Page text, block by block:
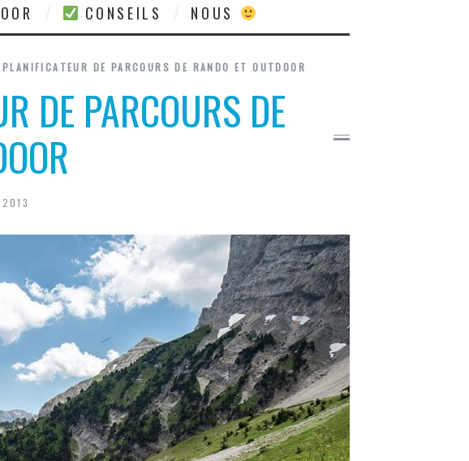
CONSEILS NOUS
DE PARCOURS DE RANDO ET OUTDOOR
DE PARCOURS DE